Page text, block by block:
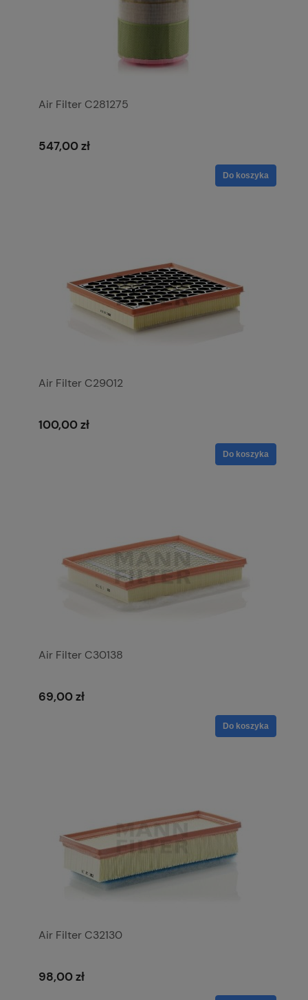
Air Filter C281275
547,00 zł
Do koszyka
Air Filter C29012
100,00 zł
Do koszyka
Air Filter C30138
69,00 zł
Do koszyka
Air Filter C32130
98,00 zł